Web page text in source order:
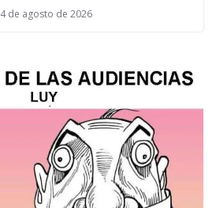
4 de agosto de 2026